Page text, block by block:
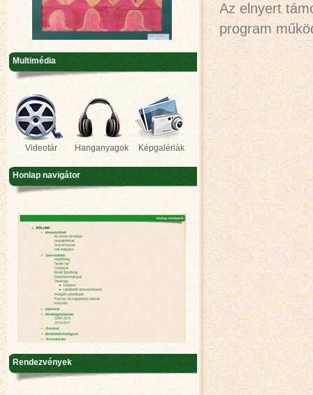
Az elnyert
program
Multimédia
Videotár Hanganyagok Képgalériák
Honlap navigátor
Rendezvények